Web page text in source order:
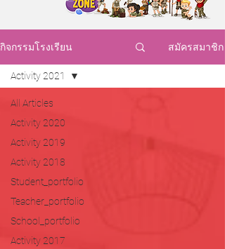
กิจกรรมโรงเรียน สมัครสมาชิก
All Articles
Activity 2020
Activity 2019
Activity 2018
Student_portfolio
Teacher_portfolio
School_portfolio
Activity 2017
Activity 2021